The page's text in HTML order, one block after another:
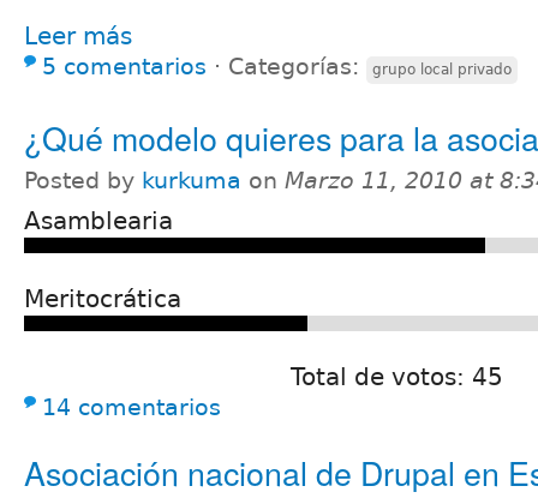
Leer más
5 comentarios ⋅ Categorías: grupo local privado
¿Qué modelo quieres para la
Posted by kurkuma on Marzo 11, 2010 at
Asamblearia
Meritocrática
Total de votos: 45
14 comentarios
Asociación nacional de Drupal en